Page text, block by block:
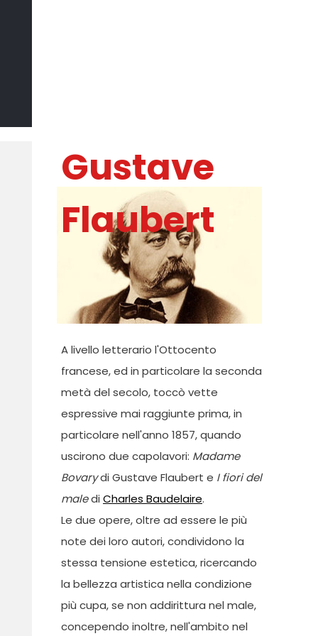
Gustave
Flaubert
A livello letterario l'Ottocento
francese, ed in particolare la seconda
metà del secolo, toccò vette
espressive mai raggiunte prima, in
particolare nell'anno 1857, quando
uscirono due capolavori: Madame
Bovarydi Gustave Flaubert e I fiori del
maledi Charles Baudelaire.
Le due opere, oltre ad essere le più
note dei loro autori, condividono la
stessa tensione estetica, ricercando
la bellezza artistica nella condizione
più cupa, se non addirittura nel male,
concependo inoltre, nell'ambito nel